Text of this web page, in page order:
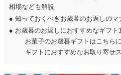
相場なども解説
● 知っておくべきお歳暮のお返しのマ
● お歳暮のお返しにおすすめなギフト
お菓子のお歳暮ギフトはこちら
ギフトにおすすめなお取り寄せ